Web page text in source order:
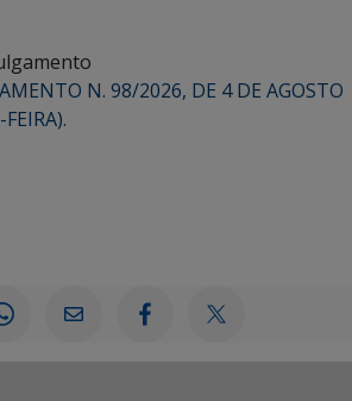
N. 98/2026, DE 4 DE AGOSTO